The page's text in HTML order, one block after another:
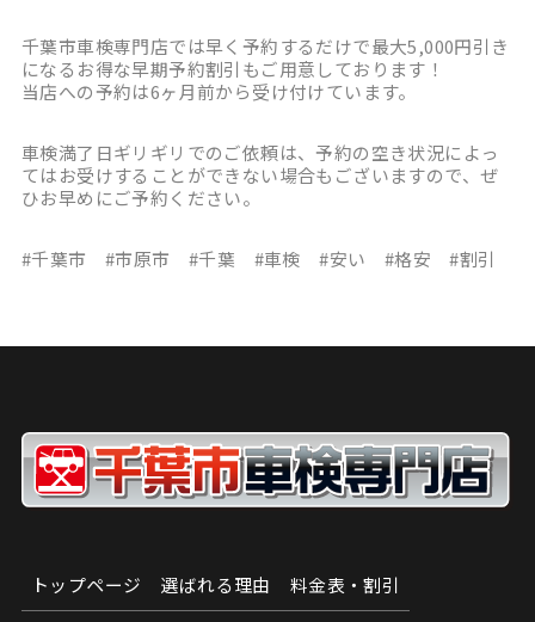
千葉市車検専門店では早く予約するだけで最大5,000円引き
になるお得な早期予約割引もご用意しております！
当店への予約は6ヶ月前から受け付けています。
車検満了日ギリギリでのご依頼は、予約の空き状況によっ
てはお受けすることができない場合もございますので、ぜ
ひお早めにご予約ください。
#千葉市 #市原市 #千葉 #車検 #安い #格安 #割引
トップページ 選ばれる理由 料金表・割引